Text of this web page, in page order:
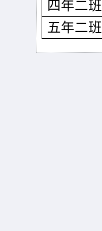
四年二班
五年二班